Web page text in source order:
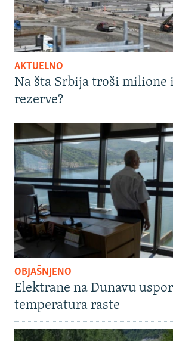
AKTUELNO
Na šta Srbija troši milione
rezerve?
OBJAŠNJENO
Elektrane na Dunavu
temperatura raste